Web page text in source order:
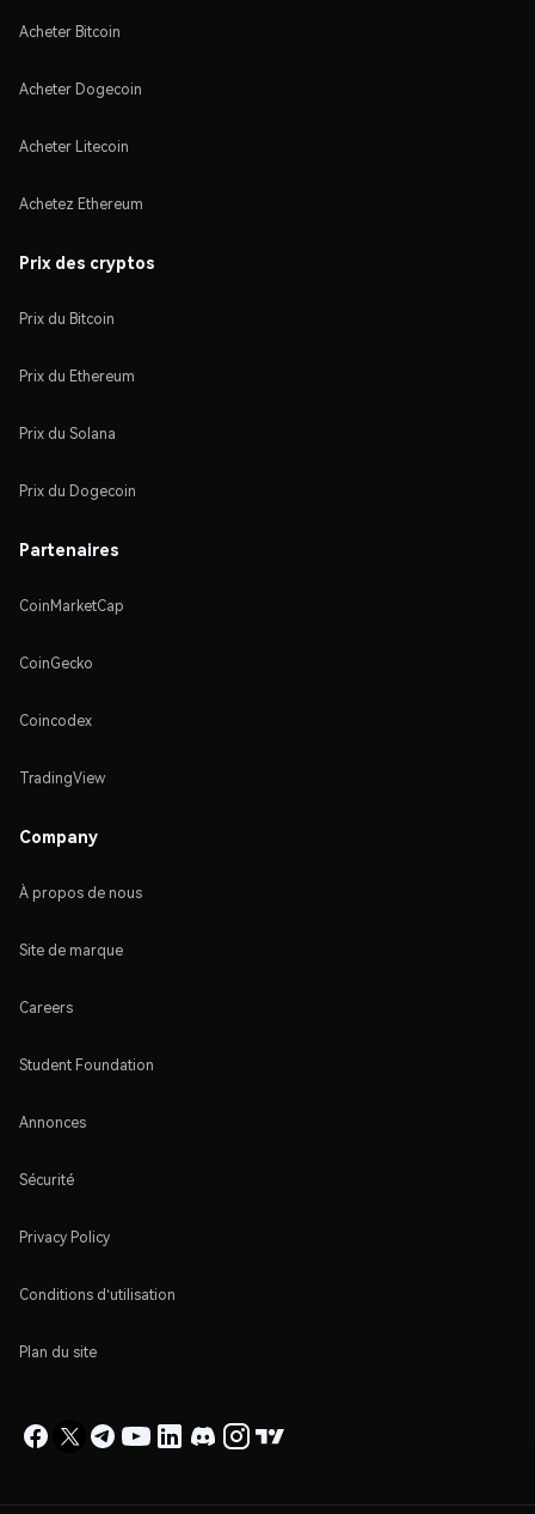
Acheter Bitcoin
Acheter Dogecoin
Acheter Litecoin
Achetez Ethereum
Prix des cryptos
Prix du Bitcoin
Prix du Ethereum
Prix du Solana
Prix du Dogecoin
Partenaires
CoinMarketCap
CoinGecko
Coincodex
TradingView
Company
À propos de nous
Site de marque
Careers
Student Foundation
Annonces
Sécurité
Privacy Policy
Conditions d'utilisation
Plan du site